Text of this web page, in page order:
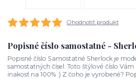
Ohodnotiť produkt
Popisné číslo samostatné -
Popisné číslo Samostatné Sherlock je
samostatných čísel. Toto štýlové číslo
inakosť na 100% :) Z čoho je vyrobené?